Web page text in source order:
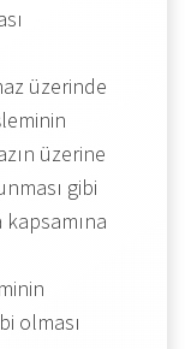
üzerinde
üzerine
gibi
olması